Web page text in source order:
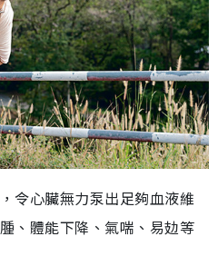
令心臟無力泵出足夠血液維
、體能下降、氣喘、易攰等